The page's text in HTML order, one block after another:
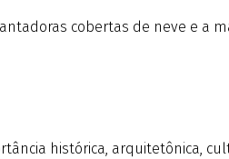
cobertas de neve e a
histórica, arquitetônica,